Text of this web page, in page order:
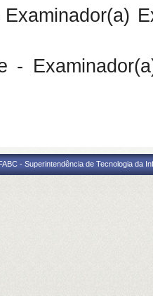
-
- Superintendência de Tecnologia da